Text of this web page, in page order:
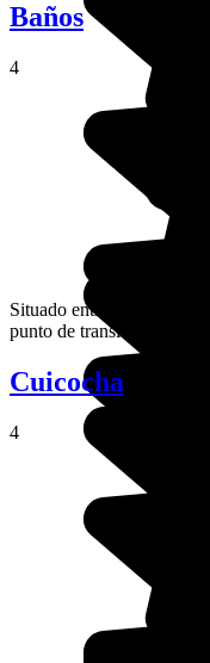
Baños
4
Situado entre un
punto de transición entre
Cuicocha
4